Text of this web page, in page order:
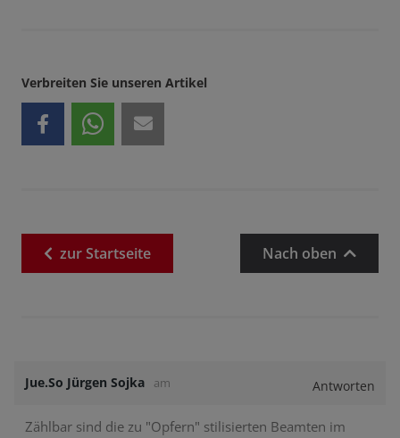
Verbreiten Sie unseren Artikel
zurStartseite Nach oben
Jue.So Jürgen Sojka am Antworten
Zählbar sind die zu "Opfern" stilisierten Beamten im